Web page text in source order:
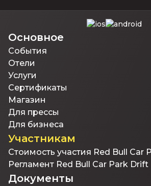
Основное
События
Отели
Услуги
Сертификаты
Магазин
Для прессы
Для бизнеса
Участникам
Стоимость участия Red Bull Car
Регламент Red Bull Car Park Drift
Документы